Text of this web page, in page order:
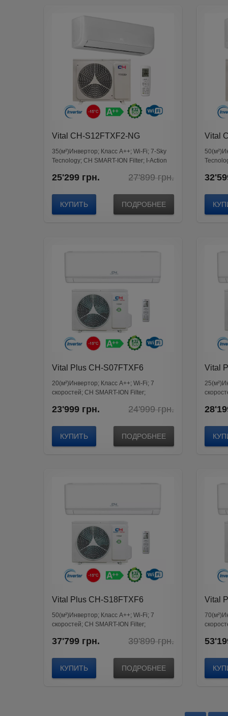
50 м²(41)
от 65м²(52)
Vital CH-S12FTXF2-NG
35(м²)Инвертор; Класс А++; Wi-Fi; 7-Sky
Tecnology; CH SMART-ION Filter; I-Action
27'899грн.Original
was:
грн..
25'299 грн.
Current
is:
грн..
КУПИТЬ ПОДРОБНЕЕ
Vital
Vital Plus CH-S07FTXF6
20(м²)Инвертор; Класс А++; Wi-Fi; 7
скоростей; CH SMART-ION Filter;
24'999грн.Original
was:
грн..
23'999 грн.
Current
is:
грн..
КУПИТЬ ПОДРОБНЕЕ
Vital
Vital Plus CH-S18FTXF6
50(м²)Инвертор; Класс А++; Wi-Fi; 7
скоростей; CH SMART-ION Filter;
39'899грн.Original
was:
грн..
37'799 грн.
Current
is:
грн..
КУПИТЬ ПОДРОБНЕЕ
Vital